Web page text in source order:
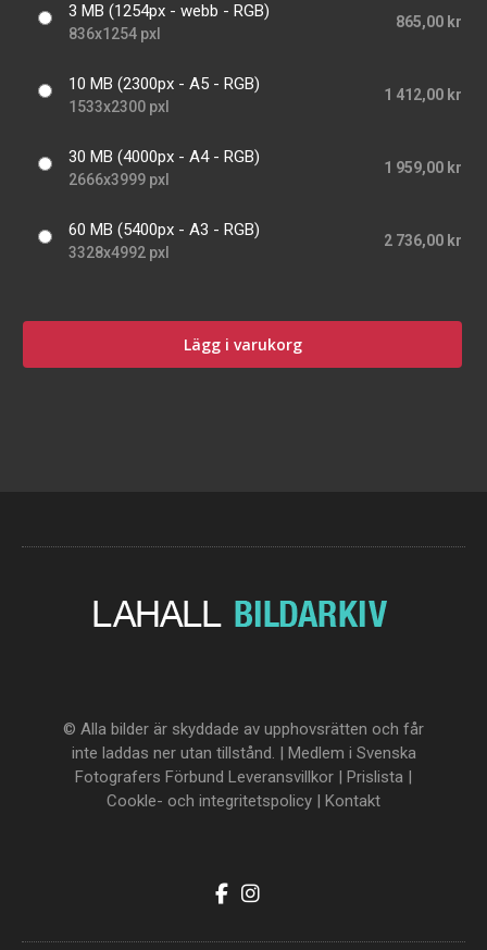
3 MB (1254px - webb - RGB)
836x1254 pxl
865,00 kr
10 MB (2300px - A5 - RGB)
1533x2300 pxl
1 412,00 kr
30 MB (4000px - A4 - RGB)
2666x3999 pxl
1 959,00 kr
60 MB (5400px - A3 - RGB)
3328x4992 pxl
2 736,00 kr
Lägg i varukorg
© Alla bilder är skyddade av upphovsrätten och får
inte laddas ner utan tillstånd. | Medlem i Svenska
Fotografers Förbund Leveransvillkor | Prislista |
Cookle- och integritetspolicy | Kontakt